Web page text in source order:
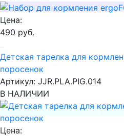
Цена:
490 руб.
Детская тарелка для
поросенок
Артикул: JJR.PLA.PIG.014
В НАЛИЧИИ
Цена: